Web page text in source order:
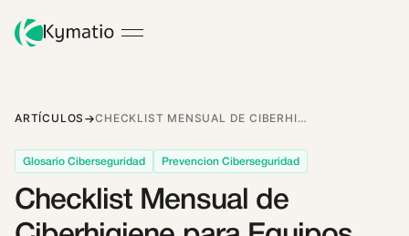
ARTÍCULOS CHECKLIST MENSUAL DE CIBERHIGIENE PARA EQUIPOS REMOTOS: GUÍA NIS2 PARA EL C-SUITE
Glosario Ciberseguridad Prevencion Ciberseguridad
Checklist Mensual de